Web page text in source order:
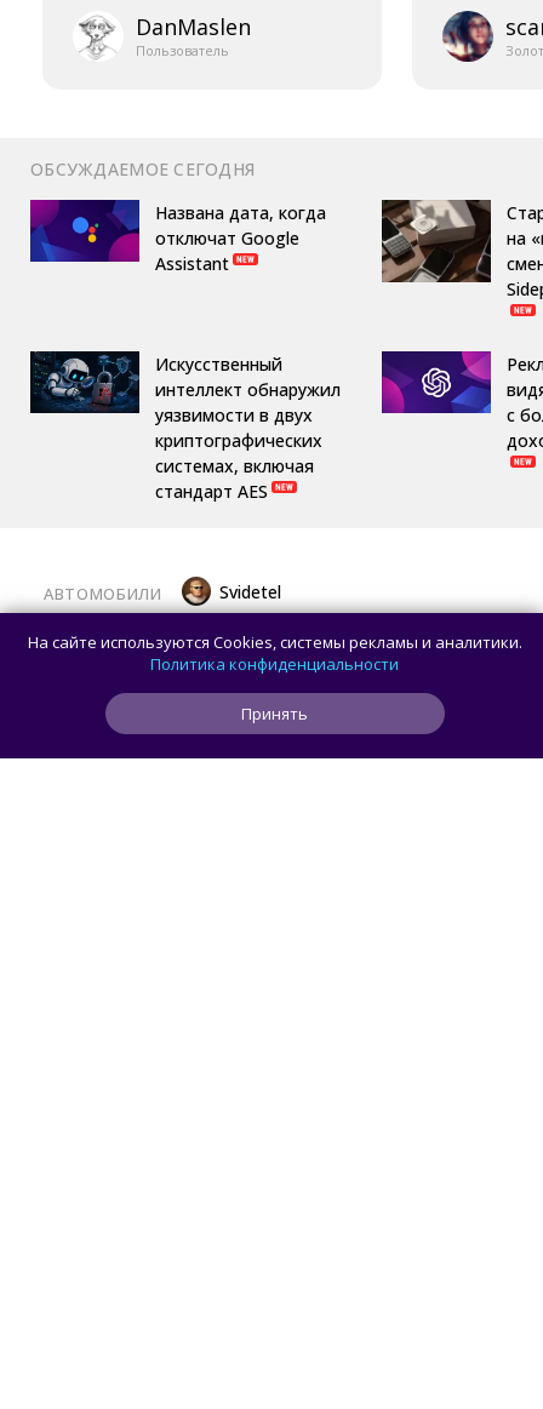
DanMaslen
Пользователь
ОБСУЖДАЕМОЕ СЕГОДНЯ
Названа дата, когда
отключат Google
Assistant
Искусственный
интеллект обнаружил
уязвимости в двух
криптографических
системах, включая
стандарт AES
на
с
АВТОМОБИЛИ Svidetel
В России стартовали продажи
гибридного TANK 400 «Техно
Премиум» — цены и комплектации
На сайте используются Cookies, системы рекламы и аналитики.
Политика конфиденциальности
Принять